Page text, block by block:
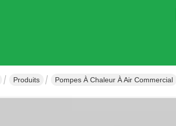
Produits Pompes À Chaleur À Air Commercial